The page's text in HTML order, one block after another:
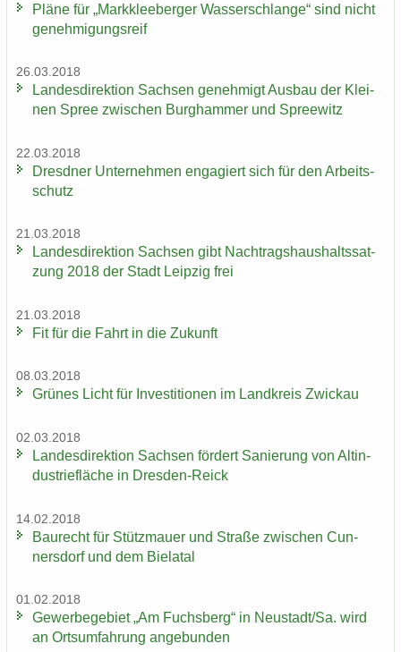
Pläne für „Mark­klee­ber­ger Was­ser­schlan­ge“ sind nicht
ge­neh­mi­gungs­reif
26.03.2018
Lan­des­di­rek­ti­on Sach­sen ge­neh­migt Aus­bau der Klei­
nen Spree zwi­schen Burg­ham­mer und Spree­witz
22.03.2018
Dresd­ner Un­ter­neh­men en­ga­giert sich für den Ar­beits­
schutz
21.03.2018
Lan­des­di­rek­ti­on Sach­sen gibt Nach­trags­haus­halts­sat­
zung 2018 der Stadt Leip­zig frei
21.03.2018
Fit für die Fahrt in die Zu­kunft
08.03.2018
Grü­nes Licht für In­ves­ti­tio­nen im Land­kreis Zwi­ckau
02.03.2018
Lan­des­di­rek­ti­on Sach­sen för­dert Sa­nie­rung von Alt­in­
dus­trie­flä­che in Dresden-​Reick
14.02.2018
Bau­recht für Stütz­mau­er und Stra­ße zwi­schen Cun­
ners­dorf und dem Bie­la­tal
01.02.2018
Ge­wer­be­ge­biet „Am Fuchs­berg“ in Neu­stadt/Sa. wird
an Orts­um­fah­rung an­ge­bun­den